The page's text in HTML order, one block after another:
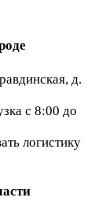
д.
с 8:00 до
логистику